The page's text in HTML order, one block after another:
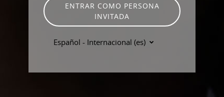
ENTRAR COMO PERSONA
INVITADA
Español - Internacional ‎(es)‎